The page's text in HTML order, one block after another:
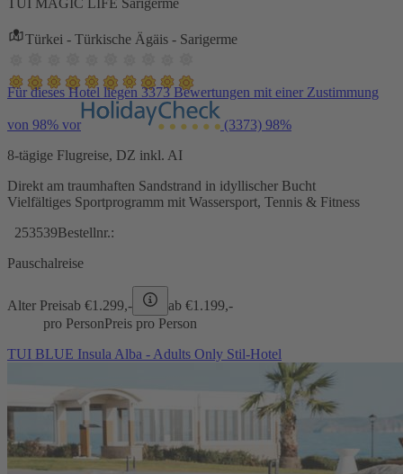
Türkei - Türkische Ägäis - Sarigerme
Für dieses Hotel liegen 3373 Bewertungen mit einer Zustimmung
von 98% vor (3373) 98%
8-tägige Flugreise, DZ inkl. AI
Direkt am traumhaften Sandstrand in idyllischer Bucht
Vielfältiges Sportprogramm mit Wassersport, Tennis & Fitness
253539Bestellnr.:
Pauschalreise
Alter Preisab €1.299,- ab €1.199,-
pro PersonPreis pro Person
TUI BLUE Insula Alba - Adults Only Stil-Hotel